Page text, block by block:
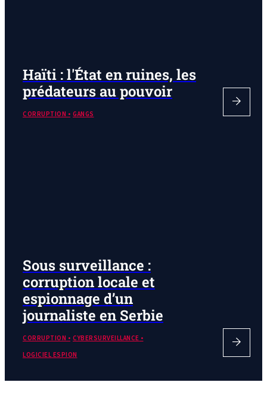
CORRUPTION GANGS
Haïti : l'État en ruines, les
prédateurs au pouvoir
CORRUPTION
CYBERSURVEILLANCE
LOGICIEL ESPION
Sous surveillance :
corruption locale et
espionnage d’un
journaliste en Serbie